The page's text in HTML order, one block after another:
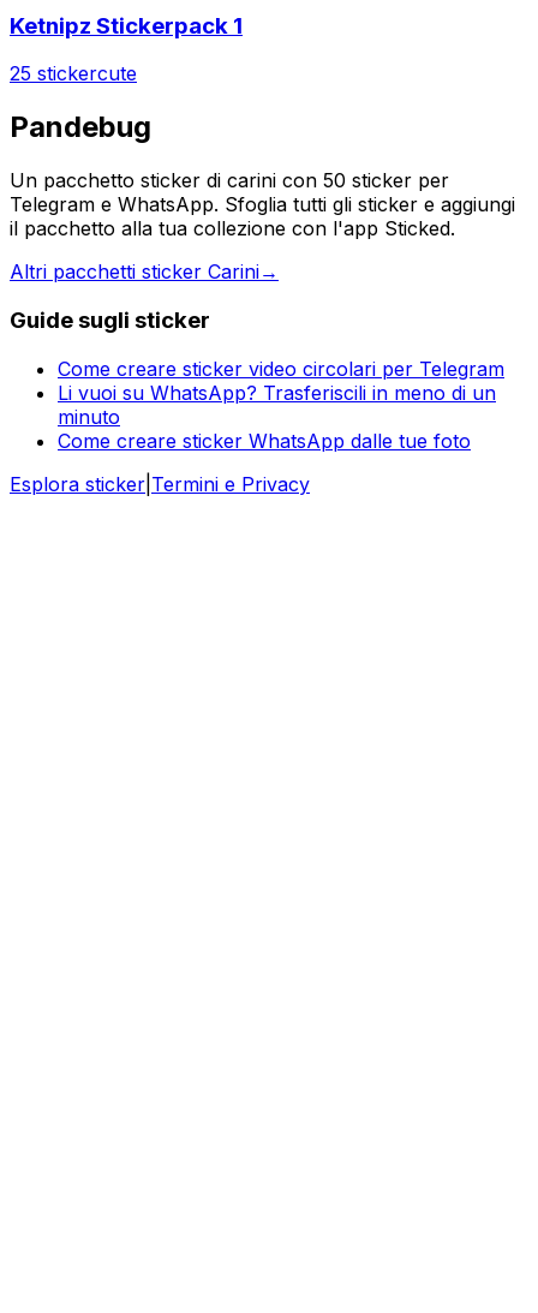
Ketnipz Stickerpack 1
25 stickercute
Pandebug
Un pacchetto sticker di carini con 50 sticker per
Telegram e WhatsApp. Sfoglia tutti gli sticker e aggiungi
il pacchetto alla tua collezione con l'app Sticked.
Altri pacchetti sticker Carini→
Guide sugli sticker
Come creare sticker video circolari per Telegram
Li vuoi su WhatsApp? Trasferiscili in meno di un
minuto
Come creare sticker WhatsApp dalle tue foto
Esplora sticker Termini e Privacy